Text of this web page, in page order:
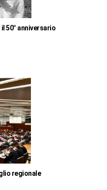
50° anniversario
regionale